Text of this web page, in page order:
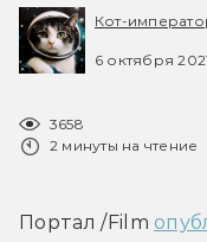
Кот-
6 октября
3658
2 минуты на чтение
Портал /Film